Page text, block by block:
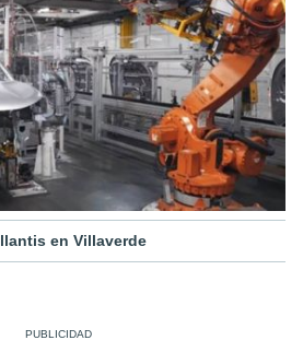
en Villaverde